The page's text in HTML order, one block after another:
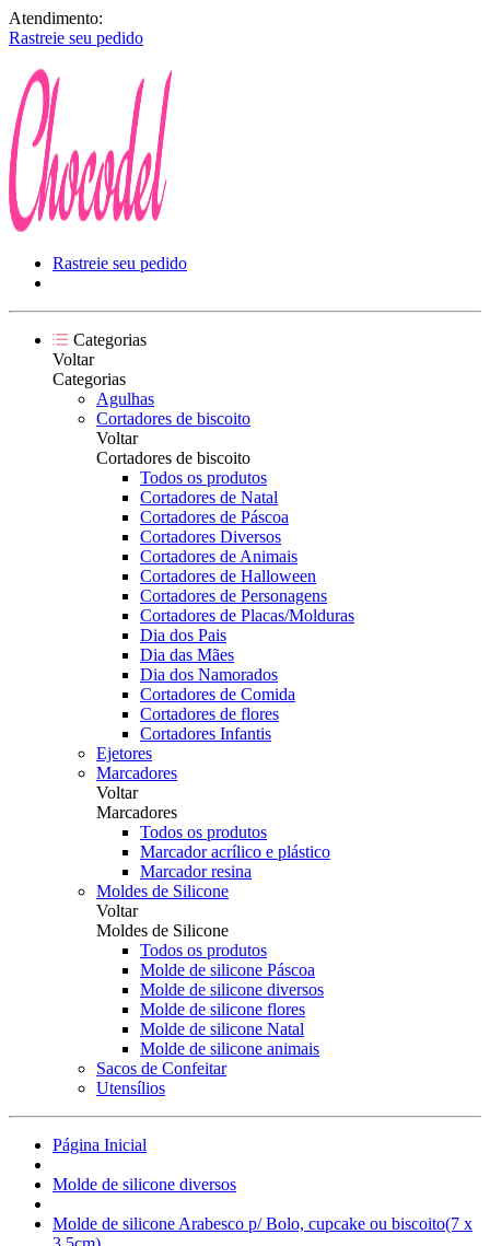
Atendimento:
Rastreie seu pedido
Rastreie seu pedido
Categorias
Voltar
Categorias
Agulhas
Cortadores de biscoito
Voltar
Cortadores de biscoito
Todos os produtos
Cortadores de Natal
Cortadores de Páscoa
Cortadores Diversos
Cortadores de Animais
Cortadores de Halloween
Cortadores de Personagens
Cortadores de Placas/Molduras
Dia dos Pais
Dia das Mães
Dia dos Namorados
Cortadores de Comida
Cortadores de flores
Cortadores Infantis
Ejetores
Marcadores
Voltar
Marcadores
Todos os produtos
Marcador acrílico e plástico
Marcador resina
Moldes de Silicone
Voltar
Moldes de Silicone
Todos os produtos
Molde de silicone Páscoa
Molde de silicone diversos
Molde de silicone flores
Molde de silicone Natal
Molde de silicone animais
Sacos de Confeitar
Utensílios
Página Inicial
Molde de silicone diversos
Molde de silicone Arabesco p/ Bolo, cupcake ou biscoito(7 x